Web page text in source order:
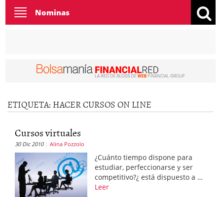
Toggle
navigation
Nominas
ETIQUETA: HACER CURSOS ON LINE
Cursos virtuales
30 Dic 2010 Alina Pozzolo
¿Cuánto tiempo dispone para
estudiar, perfeccionarse y ser
competitivo?¿ está dispuesto a …
Leer